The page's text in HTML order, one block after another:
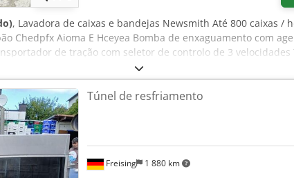
, Lavadora de caixas e bandejas Newsmith Até 800 caixas /
Chedpfx Aioma E Hceyea Bomba de enxaguamento com
de tração com seletor de controlo de 3 velocidades
(pode ser mudado para óleo) Completo com ventilador
Freising 1 880 km
Túnel de resfriamento